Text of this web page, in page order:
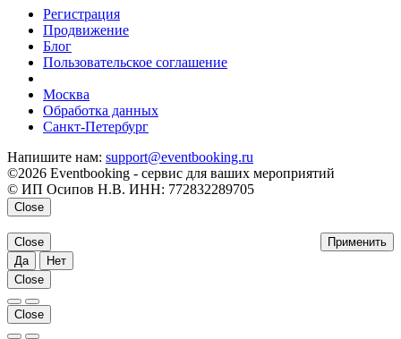
Регистрация
Продвижение
Блог
Пользовательское соглашение
Москва
Обработка данных
Санкт-Петербург
Напишите нам: support@eventbooking.ru
©2026 Eventbooking - сервис для ваших мероприятий
© ИП Осипов Н.В. ИНН: 772832289705
Close
Применить
Close
Да
Нет
Close
Close